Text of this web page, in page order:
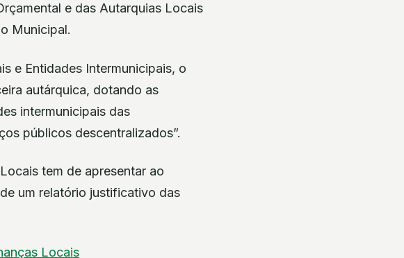
e das Autarquias Locais
Municipal.
e Entidades Intermunicipais, o
autárquica, dotando as
intermunicipais das
públicos descentralizados”.
tem de apresentar ao
um relatório justificativo das
Locais